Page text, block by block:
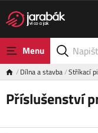
Menu
Dílna a stavba Stříkací
Příslušenství